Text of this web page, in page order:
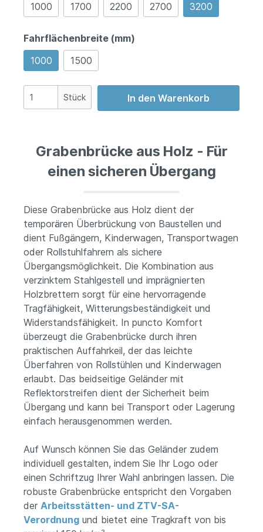
1000
1700 2200 2700 3200
Fahrflächenbreite (mm)
1000
1500
Stück In den Warenkorb
Grabenbrücke aus Holz - Für
einen sicheren Übergang
Diese Grabenbrücke aus Holz dient der
temporären Überbrückung von Baustellen und
dient Fußgängern, Kinderwagen, Transportwagen
oder Rollstuhlfahrern als sichere
Übergangsmöglichkeit. Die Kombination aus
verzinktem Stahlgestell und imprägnierten
Holzbrettern sorgt für eine hervorragende
Tragfähigkeit, Witterungsbeständigkeit und
Widerstandsfähigkeit. In puncto Komfort
überzeugt die Grabenbrücke durch ihren
praktischen Auffahrkeil, der das leichte
Überfahren von Rollstühlen und Kinderwagen
erlaubt. Das beidseitige Geländer mit
Reflektorstreifen dient der Sicherheit beim
Übergang und kann bei Transport oder Lagerung
einfach herausgenommen werden.
Auf Wunsch können Sie das Geländer zudem
individuell gestalten, indem Sie Ihr Logo oder
einen Schriftzug Ihrer Wahl anbringen lassen. Die
robuste Grabenbrücke entspricht den Vorgaben
der Arbeitsstätten- und ZTV-SA-
Verordnung und bietet eine Tragkraft von bis